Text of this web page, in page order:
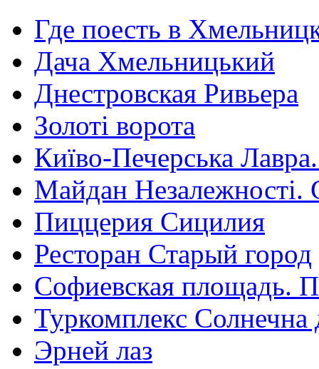
Где поесть в
Дача Хмельницький
Днестровская Ривьера
Золоті ворота
Київо-Печерська
Майдан Незалежності.
Пиццерия Сицилия
Ресторан Старый город
Софиевская площадь.
Туркомплекс Солнечна
Эрней лаз